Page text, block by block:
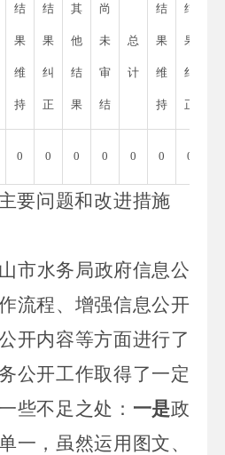
结
果
维
持
结
果
纠
正
其
他
结
果
尚
未
审
结
总
计
结
果
维
持
结
果
纠
正
0 0 0 0 0 0 0
要问题和改进措施
市水务局政府信息公
流程、增强信息公开
开内容等方面进行了
公开工作取得了一定
些不足之处： 一是政
一，虽然运用图文、